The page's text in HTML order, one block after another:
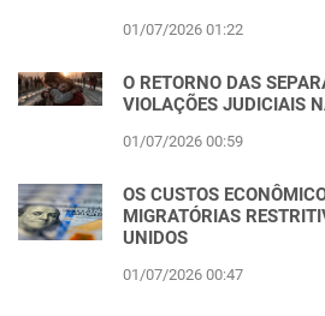
01/07/2026 01:22
O RETORNO DAS
VIOLAÇÕES JUDICIAIS
01/07/2026 00:59
OS CUSTOS
MIGRATÓRIAS
UNIDOS
01/07/2026 00:47